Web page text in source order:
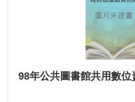
98年公共圖書館共用數位